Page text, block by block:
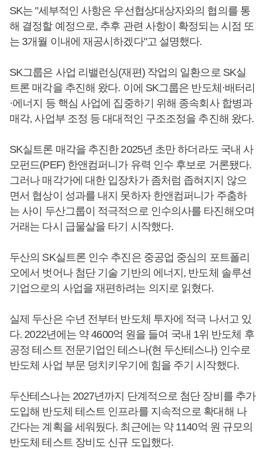
SK는 "세부적인 사항은 우선협상대상자와의 협의를 통
해 결정할 예정으로, 추후 관련 사항이 확정되는 시점 또
는 3개월 이내에 재공시하겠다"고 설명했다.
SK그룹은 사업 리밸런싱(재편) 작업의 일환으로 SK실
트론 매각을 추진해 왔다. 이에 SK그룹은 반도체·배터리
·에너지 등 핵심 사업에 집중하기 위해 종속회사 합병과
매각, 사업부 조정 등 대대적인 구조조정을 추진해 왔다.
SK실트론 매각을 추진한 2025년 초만 하더라도 국내 사
모펀드(PEF) 한앤컴퍼니가 유력 인수 후보로 거론됐다.
그러나 매각가에 대한 입장차가 좀처럼 좁혀지지 않으
면서 협상이 성과를 내지 못하자 한앤컴퍼니가 주춤하
는 사이 두산그룹이 적극적으로 인수의사를 타진해오며
거래는 다시 급물살을 타기 시작했다.
두산의 SK실트론 인수 추진은 중공업 중심의 포트폴리
오에서 벗어나 첨단 기술 기반의 에너지, 반도체 솔루션
기업으로의 사업을 재편하려는 의지로 읽혔다.
실제 두산은 수년 전부터 반도체 투자에 적극 나서고 있
다. 2022년에는 약 4600억 원을 들여 국내 1위 반도체 후
공정 테스트 전문기업인 테스나(현 두산테스나) 인수로
반도체 사업 부문 덩치키우기에 힘을 주기 시작했다.
두산테스나는 2027년까지 단계적으로 첨단 장비를 추가
도입해 반도체 테스트 인프라를 지속적으로 확대해 나
간다는 계획을 세워뒀다. 최근에는 약 1140억 원 규모의
반도체 테스트 장비도 신규 도입했다.